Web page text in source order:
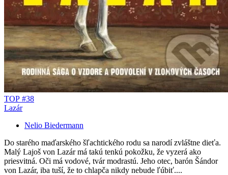
TOP #38
Lazár
Nelio Biedermann
Do starého maďarského šľachtického rodu sa narodí zvláštne dieťa.
Malý Lajoš von Lazár má takú tenkú pokožku, že vyzerá ako
priesvitná. Oči má vodové, tvár modrastú. Jeho otec, barón Šándor
von Lazár, iba tuší, že to chlapča nikdy nebude ľúbiť....